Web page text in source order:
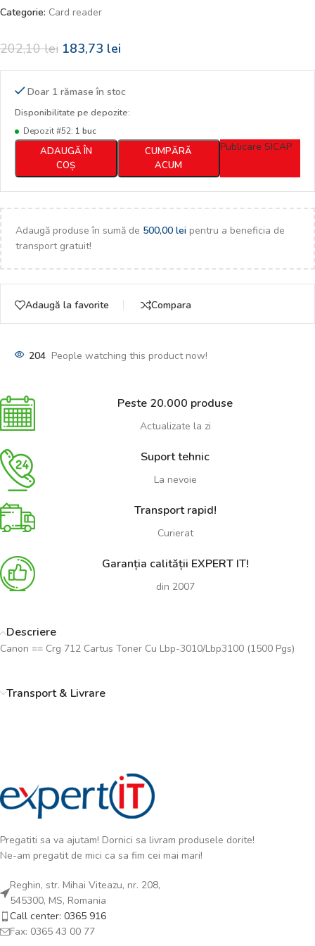
Categorie: Card reader
202,10lei 183,73 lei
Doar 1 rămase în stoc
Disponibilitate pe depozite:
Depozit #52: 1 buc
ADAUGĂ ÎN
COȘ
CUMPĂRĂ
ACUM
Publicare SICAP
Adaugă produse în sumă de 500,00 lei pentru a beneficia de
transport gratuit!
Adaugă la favorite Compara
204 People watching this product now!
Peste 20.000 produse
Actualizate la zi
Suport tehnic
La nevoie
Transport rapid!
Curierat
Garanția calității EXPERT IT!
din 2007
Descriere
Canon == Crg 712 Cartus Toner Cu Lbp-3010/Lbp3100 (1500 Pgs)
Transport & Livrare
Pregatiti sa va ajutam! Dornici sa livram produsele dorite!
Ne-am pregatit de mici ca sa fim cei mai mari!
Reghin, str. Mihai Viteazu, nr. 208,
545300, MS, Romania
Call center: 0365 916
Fax: 0365 43 00 77